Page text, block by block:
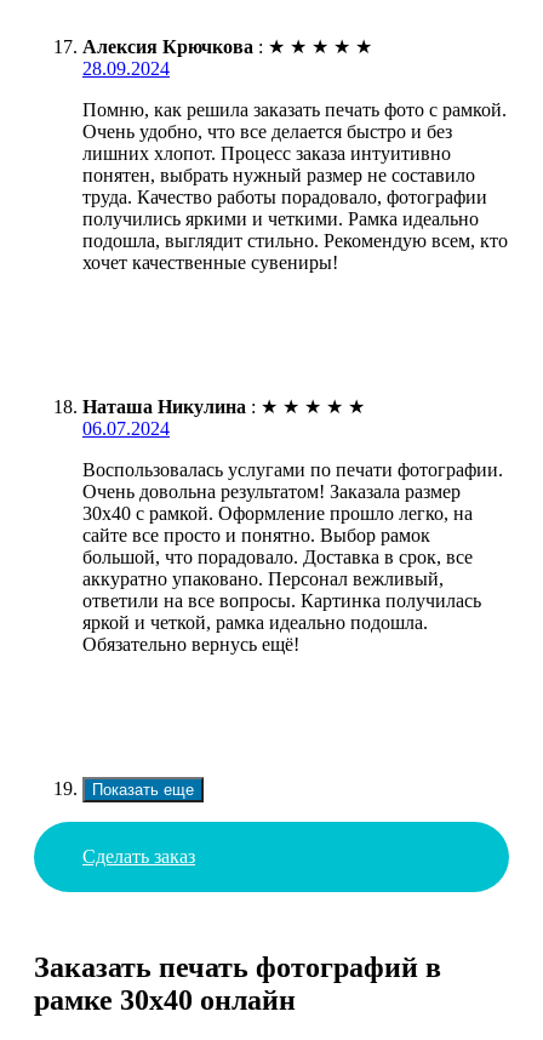
Алексия Крючкова : ★ ★ ★ ★ ★
28.09.2024
Помню, как решила заказать печать фото с рамкой.
Очень удобно, что все делается быстро и без
лишних хлопот. Процесс заказа интуитивно
понятен, выбрать нужный размер не составило
труда. Качество работы порадовало, фотографии
получились яркими и четкими. Рамка идеально
подошла, выглядит стильно. Рекомендую всем, кто
хочет качественные сувениры!
Наташа Никулина : ★ ★ ★ ★ ★
06.07.2024
Воспользовалась услугами по печати фотографии.
Очень довольна результатом! Заказала размер
30х40 с рамкой. Оформление прошло легко, на
сайте все просто и понятно. Выбор рамок
большой, что порадовало. Доставка в срок, все
аккуратно упаковано. Персонал вежливый,
ответили на все вопросы. Картинка получилась
яркой и четкой, рамка идеально подошла.
Обязательно вернусь ещё!
Показать еще
Сделать заказ
Заказать печать фотографий в
рамке 30х40 онлайн